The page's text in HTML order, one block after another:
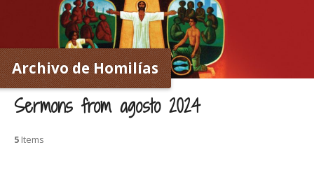
Archivo de Homilías
Sermons from agosto 2024
5 Items